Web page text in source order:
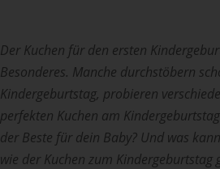
Der Kuchen für den ersten
Besonderes. Manche durchstöbern
Kindergeburtstag, probieren
perfekten Kuchen am
der Beste für dein Baby? Und was
wie der Kuchen zum